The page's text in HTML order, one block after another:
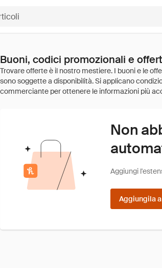
Buoni, codici promozionali e
Non
Aggiungi
Aggiungila